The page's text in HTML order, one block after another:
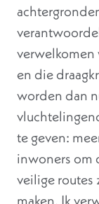
verwelkomen
en die
worden dan
te geven:
inwoners om
veilige routes